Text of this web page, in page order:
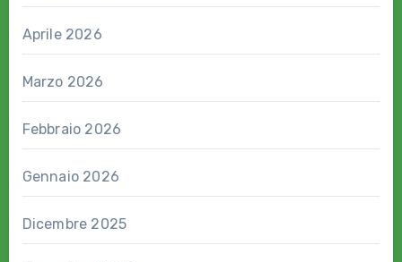
Aprile 2026
Marzo 2026
Febbraio 2026
Gennaio 2026
Dicembre 2025